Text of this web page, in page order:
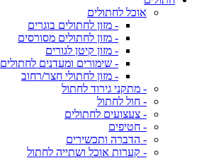
אוכל לחתולים
- מזון לחתולים בוגרים
- מזון לחתולים מסורסים
- מזון קיטן לגורים
- שימורים ומעדנים לחתולים
- מזון לחתולי חצר/רחוב
- מתקני גירוד לחתול
- חול לחתול
- צעצועים לחתולים
- חטיפים
- הדברה ותכשירים
- קערות אוכל ושתייה לחתול